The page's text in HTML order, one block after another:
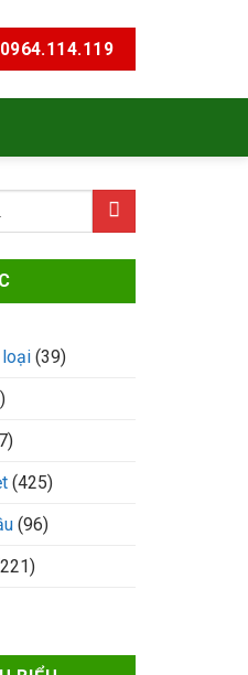
loại (39)
(425)
(96)